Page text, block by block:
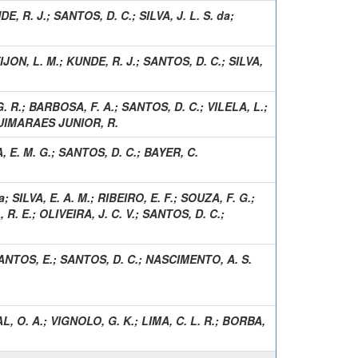
R. J.; SANTOS, D. C.; SILVA, J. L. S. da;
L. M.; KUNDE, R. J.; SANTOS, D. C.; SILVA,
R.; BARBOSA, F. A.; SANTOS, D. C.; VILELA, L.;
JUNIOR, R.
E. M. G.; SANTOS, D. C.; BAYER, C.
; SILVA, E. A. M.; RIBEIRO, E. F.; SOUZA, F. G.;
R. E.; OLIVEIRA, J. C. V.; SANTOS, D. C.;
E.; SANTOS, D. C.; NASCIMENTO, A. S.
O. A.; VIGNOLO, G. K.; LIMA, C. L. R.; BORBA,